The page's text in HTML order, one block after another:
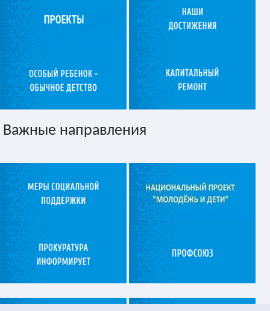
Важные направления